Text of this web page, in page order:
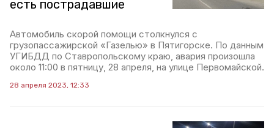
есть пострадавшие
Автомобиль скорой помощи столкнулся с
грузопассажирской «Газелью» в Пятигорске. По данным
УГИБДД по Ставропольскому краю, авария произошла
около 11:00 в пятницу, 28 апреля, на улице Первомайской.
28 апреля 2023, 12:33